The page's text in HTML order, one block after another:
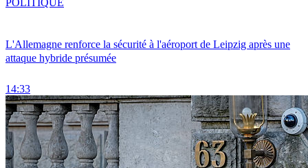
L'Allemagne renforce la sécurité à l'aéroport de Leipzig après une
attaque hybride présumée
14:33
POLITIQUE